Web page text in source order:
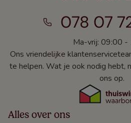
078 07
Ma-vrij: 09:00 -
Ons vriendelijke
te helpen. Wat je ook nodig hebt,
ons op.
Alles over ons